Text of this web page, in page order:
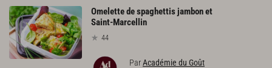
Omelette de spaghettis jambon et
Saint-Marcellin
44
ParAcadémie du Goût